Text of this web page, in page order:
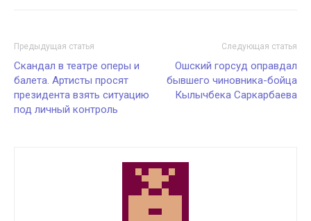
Предыдущая статья
Скандал в театре оперы и
балета. Артисты просят
президента взять ситуацию
под личный контроль
Следующая статья
Ошский горсуд оправдал
бывшего чиновника-бойца
Кылычбека Саркарбаева